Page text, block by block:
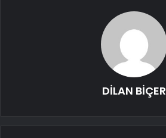
DİLAN BİÇER